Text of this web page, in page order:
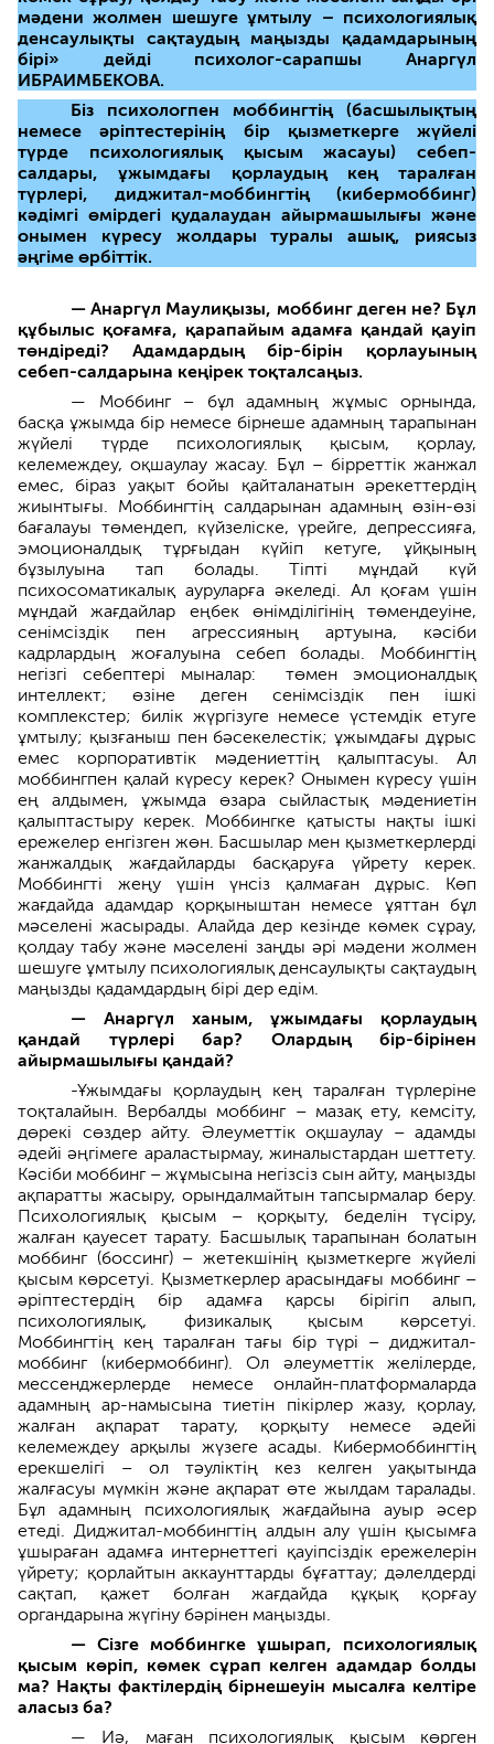
мәдени жолмен шешуге ұмтылу – психологиялық
денсаулықты сақтаудың маңызды қадамдарының
бірі» дейді психолог-сарапшы Анаргүл
ИБРАИМБЕКОВА.
Біз психологпен моббингтің (басшылықтың
немесе әріптестерінің бір қызметкерге жүйелі
түрде психологиялық қысым жасауы) себеп-
салдары, ұжымдағы қорлаудың кең таралған
түрлері, диджитал-моббингтің (кибермоббинг)
кәдімгі өмірдегі қудалаудан айырмашылығы және
онымен күресу жолдары туралы ашық, риясыз
әңгіме өрбіттік.
— Анаргүл Маулиқызы, моббинг деген не? Бұл
құбылыс қоғамға, қарапайым адамға қандай қауіп
төндіреді? Адамдардың бір-бірін қорлауының
себеп-салдарына кеңірек тоқталсаңыз.
— Моббинг – бұл адамның жұмыс орнында,
басқа ұжымда бір немесе бірнеше адамның тарапынан
жүйелі түрде психологиялық қысым, қорлау,
келемеждеу, оқшаулау жасау. Бұл – бірреттік жанжал
емес, біраз уақыт бойы қайталанатын әрекеттердің
жиынтығы. Моббингтің салдарынан адамның өзін-өзі
бағалауы төмендеп, күйзеліске, үрейге, депрессияға,
эмоционалдық тұрғыдан күйіп кетуге, ұйқының
бұзылуына тап болады. Тіпті мұндай күй
психосоматикалық ауруларға әкеледі. Ал қоғам үшін
мұндай жағдайлар еңбек өнімділігінің төмендеуіне,
сенімсіздік пен агрессияның артуына, кәсіби
кадрлардың жоғалуына себеп болады. Моббингтің
негізгі себептері мыналар: төмен эмоционалдық
интеллект; өзіне деген сенімсіздік пен ішкі
комплекстер; билік жүргізуге немесе үстемдік етуге
ұмтылу; қызғаныш пен бәсекелестік; ұжымдағы дұрыс
емес корпоративтік мәдениеттің қалыптасуы. Ал
моббингпен қалай күресу керек? Онымен күресу үшін
ең алдымен, ұжымда өзара сыйластық мәдениетін
қалыптастыру керек. Моббингке қатысты нақты ішкі
ережелер енгізген жөн. Басшылар мен қызметкерлерді
жанжалдық жағдайларды басқаруға үйрету керек.
Моббингті жеңу үшін үнсіз қалмаған дұрыс. Көп
жағдайда адамдар қорқыныштан немесе ұяттан бұл
мәселені жасырады. Алайда дер кезінде көмек сұрау,
қолдау табу және мәселені заңды әрі мәдени жолмен
шешуге ұмтылу психологиялық денсаулықты сақтаудың
маңызды қадамдардың бірі дер едім.
— Анаргүл ханым, ұжымдағы қорлаудың
қандай түрлері бар? Олардың бір-бірінен
айырмашылығы қандай?
-Ұжымдағы қорлаудың кең таралған түрлеріне
тоқталайын. Вербалды моббинг – мазақ ету, кемсіту,
дөрекі сөздер айту. Әлеуметтік оқшаулау – адамды
әдейі әңгімеге араластырмау, жиналыстардан шеттету.
Кәсіби моббинг – жұмысына негізсіз сын айту, маңызды
ақпаратты жасыру, орындалмайтын тапсырмалар беру.
Психологиялық қысым – қорқыту, беделін түсіру,
жалған қауесет тарату. Басшылық тарапынан болатын
моббинг (боссинг) – жетекшінің қызметкерге жүйелі
қысым көрсетуі. Қызметкерлер арасындағы моббинг –
әріптестердің бір адамға қарсы бірігіп алып,
психологиялық, физикалық қысым көрсетуі.
Моббингтің кең таралған тағы бір түрі – диджитал-
моббинг (кибермоббинг). Ол әлеуметтік желілерде,
мессенджерлерде немесе онлайн-платформаларда
адамның ар-намысына тиетін пікірлер жазу, қорлау,
жалған ақпарат тарату, қорқыту немесе әдейі
келемеждеу арқылы жүзеге асады. Кибермоббингтің
ерекшелігі – ол тәуліктің кез келген уақытында
жалғасуы мүмкін және ақпарат өте жылдам таралады.
Бұл адамның психологиялық жағдайына ауыр әсер
етеді. Диджитал-моббингтің алдын алу үшін қысымға
ұшыраған адамға интернеттегі қауіпсіздік ережелерін
үйрету; қорлайтын аккаунттарды бұғаттау; дәлелдерді
сақтап, қажет болған жағдайда құқық қорғау
органдарына жүгіну бәрінен маңызды.
— Сізге моббингке ұшырап, психологиялық
қысым көріп, көмек сұрап келген адамдар болды
ма? Нақты фактілердің бірнешеуін мысалға келтіре
аласыз ба?
— Иә, маған психологиялық қысым көрген